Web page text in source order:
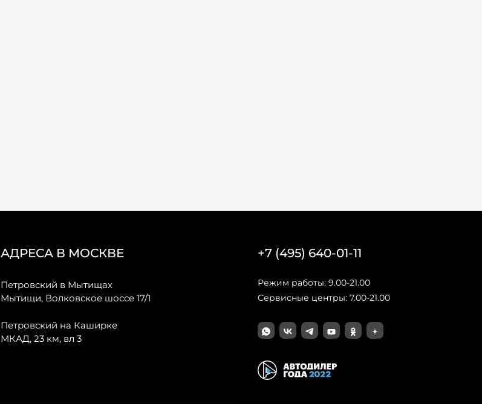
АДРЕСА В МОСКВЕ
Петровский в Мытищах
Мытищи, Волковское шоссе 17/1
Петровский на Каширке
МКАД, 23 км, вл 3
+7 (495) 640-01-11
Режим работы: 9.00-21.00
Сервисные центры: 7.00-21.00